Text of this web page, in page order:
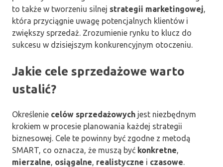
to także w tworzeniu silnej strategii marketingowej,
która przyciągnie uwagę potencjalnych klientów i
zwiększy sprzedaż. Zrozumienie rynku to klucz do
sukcesu w dzisiejszym konkurencyjnym otoczeniu.
Jakie cele sprzedażowe warto
ustalić?
Określenie celów sprzedażowych jest niezbędnym
krokiem w procesie planowania każdej strategii
biznesowej. Cele te powinny być zgodne z metodą
SMART, co oznacza, że muszą być konkretne,
mierzalne, osiągalne, realistyczne i czasowe.